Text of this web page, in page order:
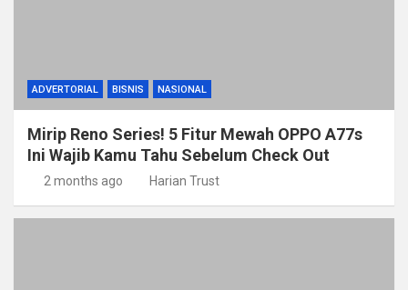
ADVERTORIAL BISNIS NASIONAL
Mirip Reno Series! 5 Fitur Mewah OPPO A77s
Ini Wajib Kamu Tahu Sebelum Check Out
2 months ago Harian Trust